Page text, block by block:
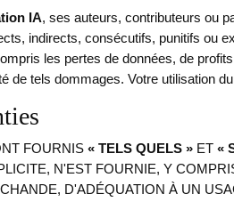
IA, ses auteurs, contributeurs ou
indirects, consécutifs, punitifs ou
les pertes de données, de
de tels dommages. Votre utilisation
FOURNIS « TELS QUELS » ET «
N'EST FOURNIE, Y
D'ADÉQUATION À UN